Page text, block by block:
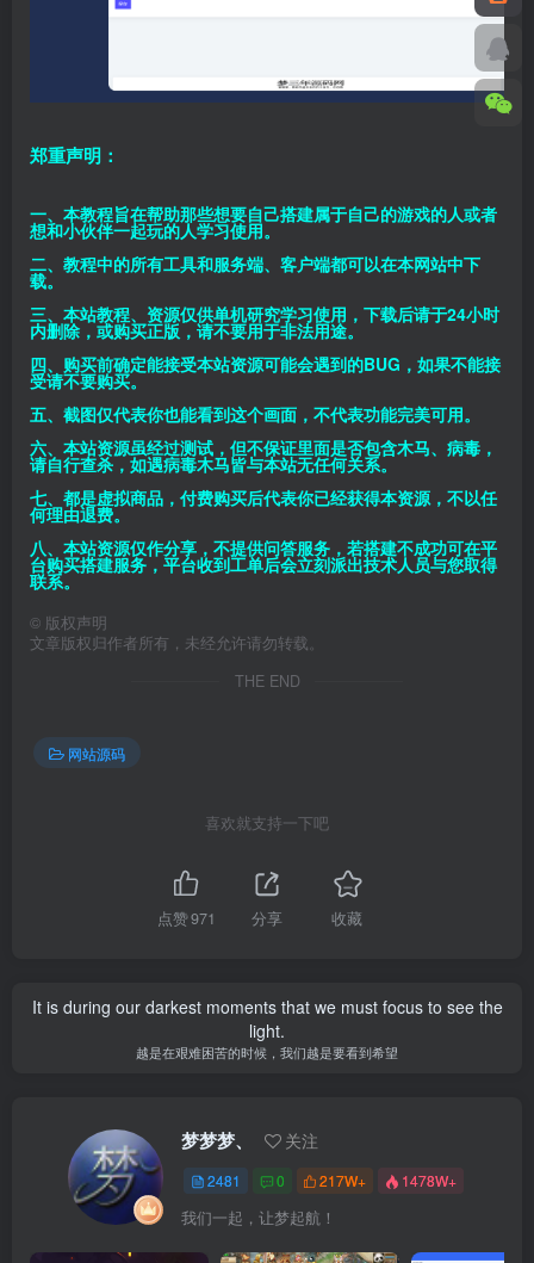
郑重声明：
一、本教程旨在帮助那些想要自己搭建属于自己的游戏的人或者
想和小伙伴一起玩的人学习使用。
二、教程中的所有工具和服务端、客户端都可以在本网站中下
载。
三、本站教程、资源仅供单机研究学习使用，下载后请于24小时
内删除，或购买正版，请不要用于非法用途。
四、购买前确定能接受本站资源可能会遇到的BUG，如果不能接
受请不要购买。
五、截图仅代表你也能看到这个画面，不代表功能完美可用。
六、本站资源虽经过测试，但不保证里面是否包含木马、病毒，
请自行查杀，如遇病毒木马皆与本站无任何关系。
七、都是虚拟商品，付费购买后代表你已经获得本资源，不以任
何理由退费。
八、本站资源仅作分享，不提供问答服务，若搭建不成功可在平
台购买搭建服务，平台收到工单后会立刻派出技术人员与您取得
联系。
© 版权声明
文章版权归作者所有，未经允许请勿转载。
THE END
网站源码
喜欢就支持一下吧
点赞971 分享 收藏
It is during our darkest moments that we must focus to see the
light.
越是在艰难困苦的时候，我们越是要看到希望
梦梦梦、 关注
2481 0 217W+ 1478W+
我们一起，让梦起航！